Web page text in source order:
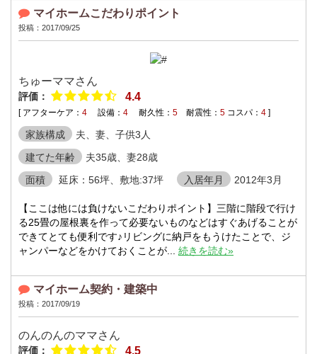
マイホームこだわりポイント
投稿：2017/09/25
ちゅーママさん
評価： 4.4
[ アフターケア： 4 設備： 4 耐久性： 5 耐震性： 5 コスパ： 4 ]
家族構成
夫、妻、子供3人
建てた年齢
夫35歳、妻28歳
面積
延床：56坪、敷地:37坪 入居年月 2012年3月
【ここは他には負けないこだわりポイント】三階に階段で行け
る25畳の屋根裏を作って必要ないものなどはすぐあげることが
できてとても便利です♪リビングに納戸をもうけたことで、ジ
ャンパーなどをかけておくことが... 続きを読む»
マイホーム契約・建築中
投稿：2017/09/19
のんのんのママさん
評価： 4.5